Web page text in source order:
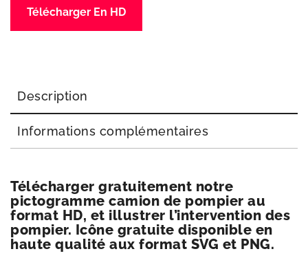
Télécharger En HD
Description
Informations complémentaires
Télécharger gratuitement notre
pictogramme camion de pompier au
format HD, et illustrer l’intervention des
pompier. Icône gratuite disponible en
haute qualité aux format SVG et PNG.